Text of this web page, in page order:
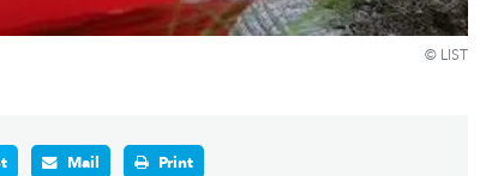
© LIST
Mail Print